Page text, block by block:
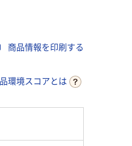
商品情報を印刷する
環境スコアとは